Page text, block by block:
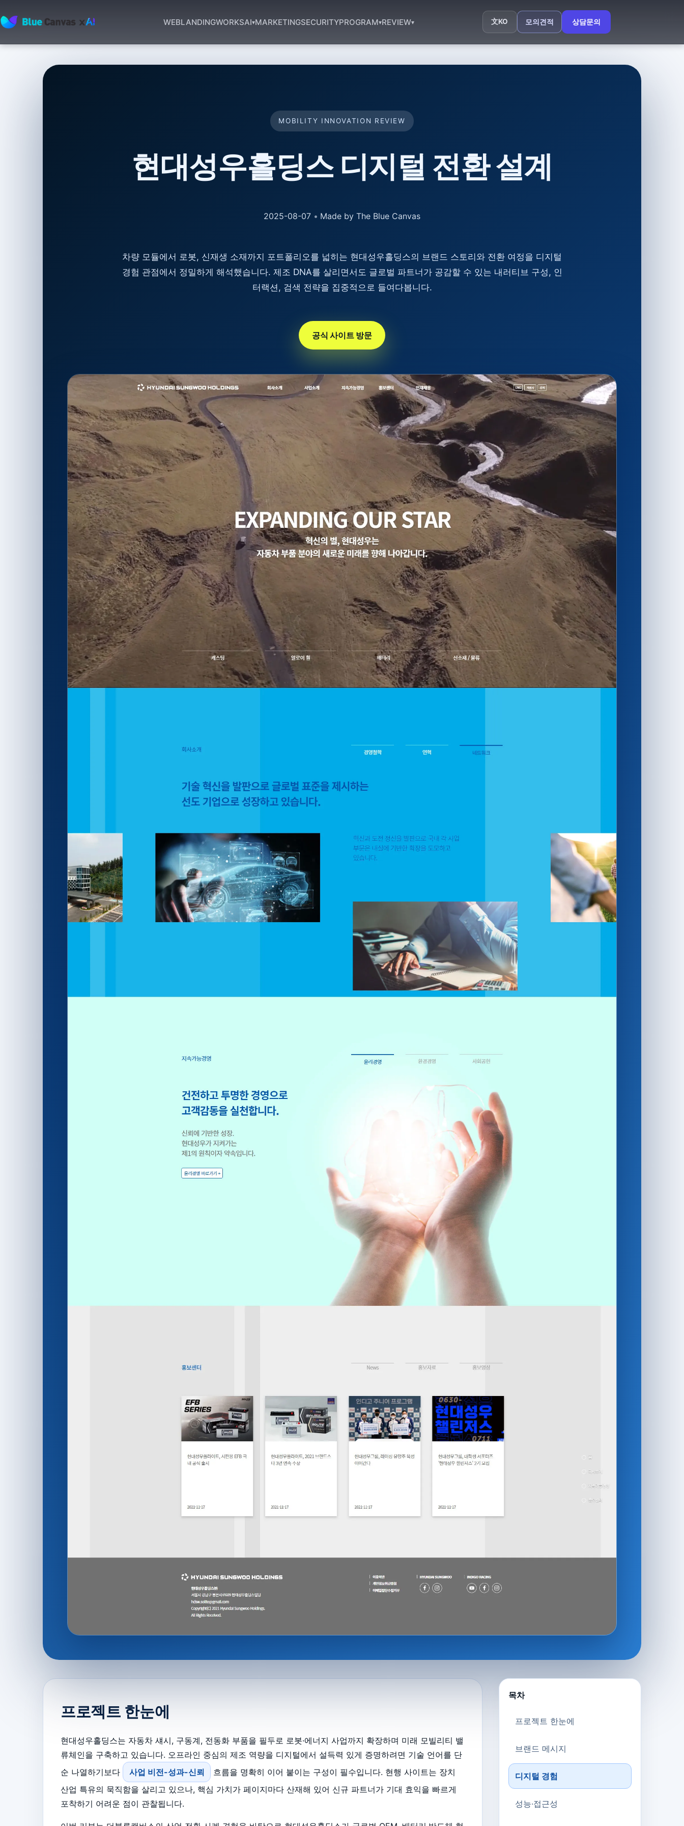
BLUECANVAS
WEBLANDINGWORKSAI▾MARKETINGSECURITYPROGRAM▾REVIEW▾ 文KO 모의견적 상담문의
MOBILITY INNOVATION REVIEW
현대성우홀딩스 디지털 전환 설계
2025-08-07 • Made by The Blue Canvas
차량 모듈에서 로봇, 신재생 소재까지 포트폴리오를 넓히는 현대성우홀딩스의 브랜드 스토리와 전환 여정을 디지털
경험 관점에서 정밀하게 해석했습니다. 제조 DNA를 살리면서도 글로벌 파트너가 공감할 수 있는 내러티브 구성, 인
터랙션, 검색 전략을 집중적으로 들여다봅니다.
공식 사이트 방문
프로젝트 한눈에
현대성우홀딩스는 자동차 섀시, 구동계, 전동화 부품을 필두로 로봇·에너지 사업까지 확장하며 미래 모빌리티 밸
류체인을 구축하고 있습니다. 오프라인 중심의 제조 역량을 디지털에서 설득력 있게 증명하려면 기술 언어를 단
순 나열하기보다
사업 비전-성과-신뢰
흐름을 명확히 이어 붙이는 구성이 필수입니다. 현행 사이트는 장치
산업 특유의 묵직함을 살리고 있으나, 핵심 가치가 페이지마다 산재해 있어 신규 파트너가 기대 효익을 빠르게
포착하기 어려운 점이 관찰됩니다.
목차
프로젝트 한눈에
브랜드 메시지
디지털 경험
성능·접근성